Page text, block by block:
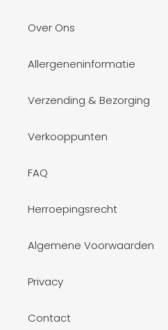
Over Ons
Allergeneninformatie
Verzending & Bezorging
Verkooppunten
FAQ
Herroepingsrecht
Algemene Voorwaarden
Privacy
Contact